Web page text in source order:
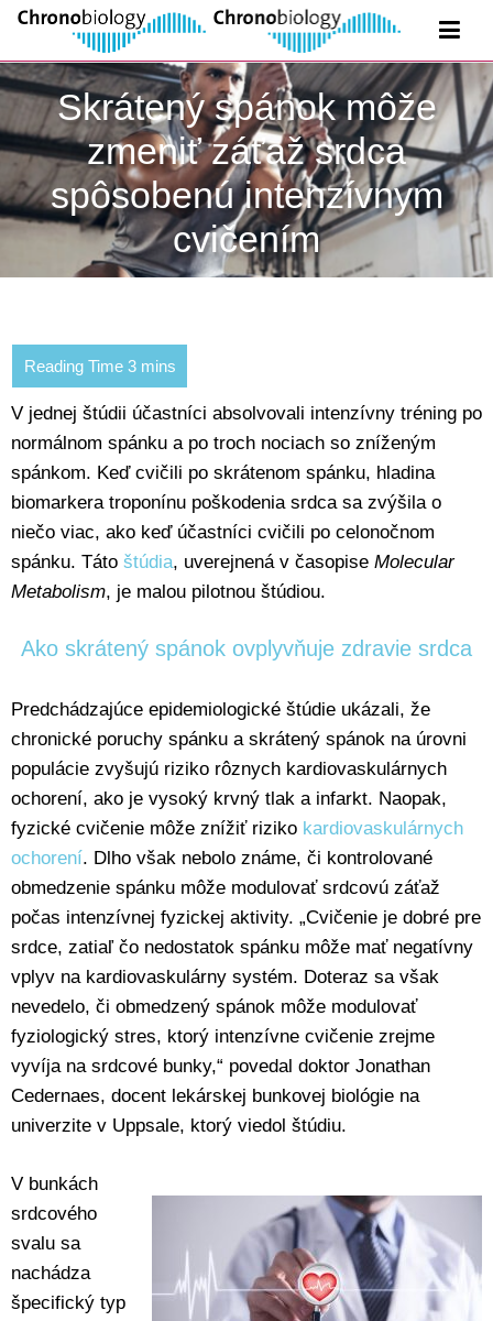
Skrátený spánok môže
zmeniť záťaž srdca
spôsobenú intenzívnym
cvičením
V jednej štúdii účastníci absolvovali intenzívny tréning po
normálnom spánku a po troch nociach so zníženým
spánkom. Keď cvičili po skrátenom spánku, hladina
biomarkera troponínu poškodenia srdca sa zvýšila o
niečo viac, ako keď účastníci cvičili po celonočnom
spánku. Táto štúdia, uverejnená v časopise Molecular
Metabolism, je malou pilotnou štúdiou.
Ako skrátený spánok ovplyvňuje zdravie srdca
Predchádzajúce epidemiologické štúdie ukázali, že
chronické poruchy spánku a skrátený spánok na úrovni
populácie zvyšujú riziko rôznych kardiovaskulárnych
ochorení, ako je vysoký krvný tlak a infarkt. Naopak,
fyzické cvičenie môže znížiť riziko kardiovaskulárnych
ochorení. Dlho však nebolo známe, či kontrolované
obmedzenie spánku môže modulovať srdcovú záťaž
počas intenzívnej fyzickej aktivity. „Cvičenie je dobré pre
srdce, zatiaľ čo nedostatok spánku môže mať negatívny
vplyv na kardiovaskulárny systém. Doteraz sa však
nevedelo, či obmedzený spánok môže modulovať
fyziologický stres, ktorý intenzívne cvičenie zrejme
vyvíja na srdcové bunky,“ povedal doktor Jonathan
Cedernaes, docent lekárskej bunkovej biológie na
univerzite v Uppsale, ktorý viedol štúdiu.
V bunkách
srdcového
svalu sa
nachádza
špecifický typ